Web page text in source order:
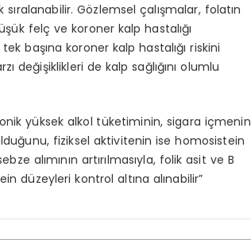
Gözlemsel çalışmalar, folatın
felç ve koroner kalp hastalığı
başına koroner kalp hastalığı riskini
değişiklikleri de kalp sağlığını olumlu
yüksek alkol tüketiminin, sigara içmenin
fiziksel aktivitenin ise homosistein
alımının artırılmasıyla, folik asit ve B
düzeyleri kontrol altına alınabilir”